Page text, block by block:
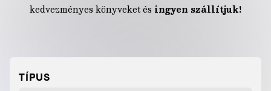
kedvezményes könyveket és ingyen szállítjuk!
TÍPUS